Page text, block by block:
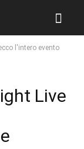
l'intero evento
Live